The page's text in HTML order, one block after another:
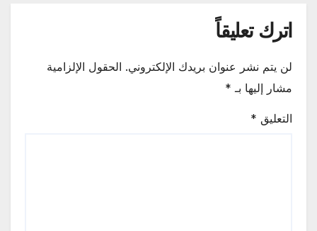
اترك تعليقاً
لن يتم نشر عنوان بريدك الإلكتروني. الحقول الإلزامية
مشار إليها بـ *
التعليق *